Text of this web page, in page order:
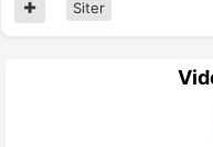
Siter